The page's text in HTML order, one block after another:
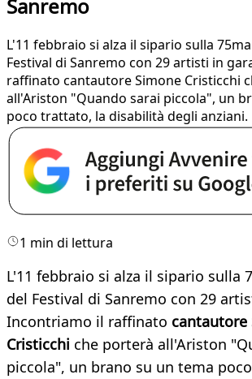
Sanremo
L'11 febbraio si alza il sipario sulla
Festival di Sanremo con 29 artisti in
raffinato cantautore Simone Cristicchi
all'Ariston "Quando sarai piccola", un
poco trattato, la disabilità degli anziani.
1 min di lettura
L'11 febbraio si alza il sipario sulla
del Festival di Sanremo con 29
Incontriamo il raffinato cantautore
Cristicchi che porterà all'Ariston
piccola", un brano su un tema